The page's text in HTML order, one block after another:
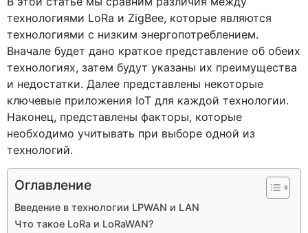
технологиями LoRa и ZigBee, которые являются
технологиями с низким энергопотреблением.
Вначале будет дано краткое представление об обеих
технологиях, затем будут указаны их преимущества
и недостатки. Далее представлены некоторые
ключевые приложения IoT для каждой технологии.
Наконец, представлены факторы, которые
необходимо учитывать при выборе одной из
технологий.
Оглавление
Введение в технологии LPWAN и LAN
Что такое LoRa и LoRaWAN?